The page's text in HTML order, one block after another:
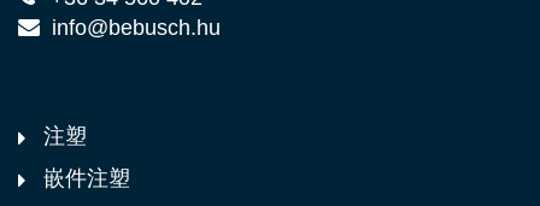
info@bebusch.hu
注塑
嵌件注塑